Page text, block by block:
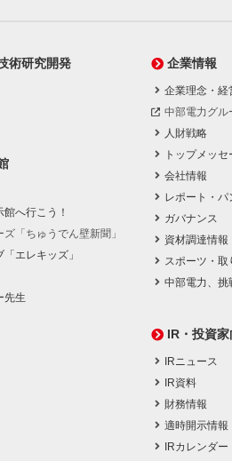
術研究開発
へ行こう！
「ちゅうでん壁新聞」
エレキッズ」
先生
企業情報
企業理念・経
中部電力グル
人財戦略
トップメッセ
会社情報
レポート・パ
ガバナンス
資材調達情報
スポーツ・取
中部電力、挑
IR・投資
IRニュース
IR資料
財務情報
適時開示情報
IRカレンダー